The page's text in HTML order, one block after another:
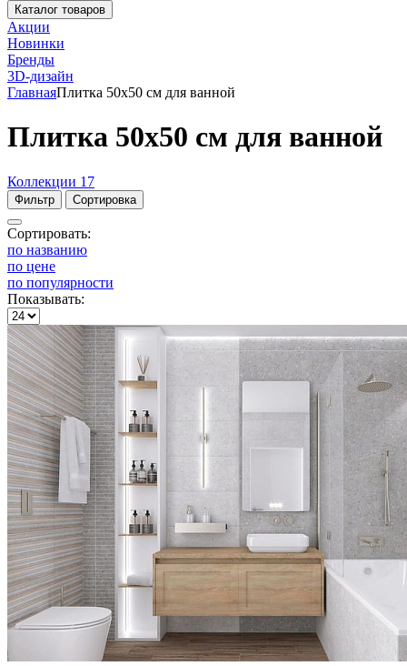
Каталог товаров
Акции
Новинки
Бренды
3D-дизайн
ГлавнаяПлитка 50x50 см для ванной
Плитка 50x50 см для ванной
Коллекции 17
Фильтр Сортировка
Сортировать:
по названию
по цене
по популярности
Показывать: